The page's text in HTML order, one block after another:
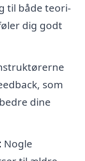
til både teori-
dig godt
som
dine
Nogle